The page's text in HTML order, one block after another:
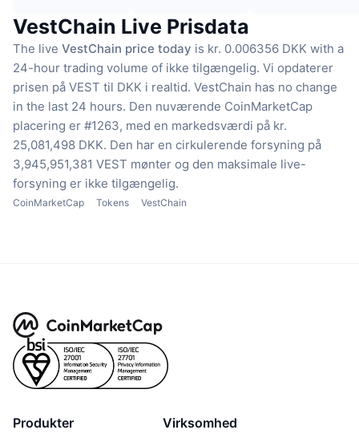
VestChain Live Prisdata
The live VestChain price today is kr. 0.006356 DKK with a
24-hour trading volume of ikke tilgængelig. Vi opdaterer
prisen på VEST til DKK i realtid. VestChain has no change
in the last 24 hours. Den nuværende CoinMarketCap
placering er #1263, med en markedsværdi på kr.
25,081,498 DKK. Den har en cirkulerende forsyning på
3,945,951,381 VEST mønter og den maksimale live-
forsyning er ikke tilgængelig.
CoinMarketCap Tokens VestChain
Produkter Virksomhed